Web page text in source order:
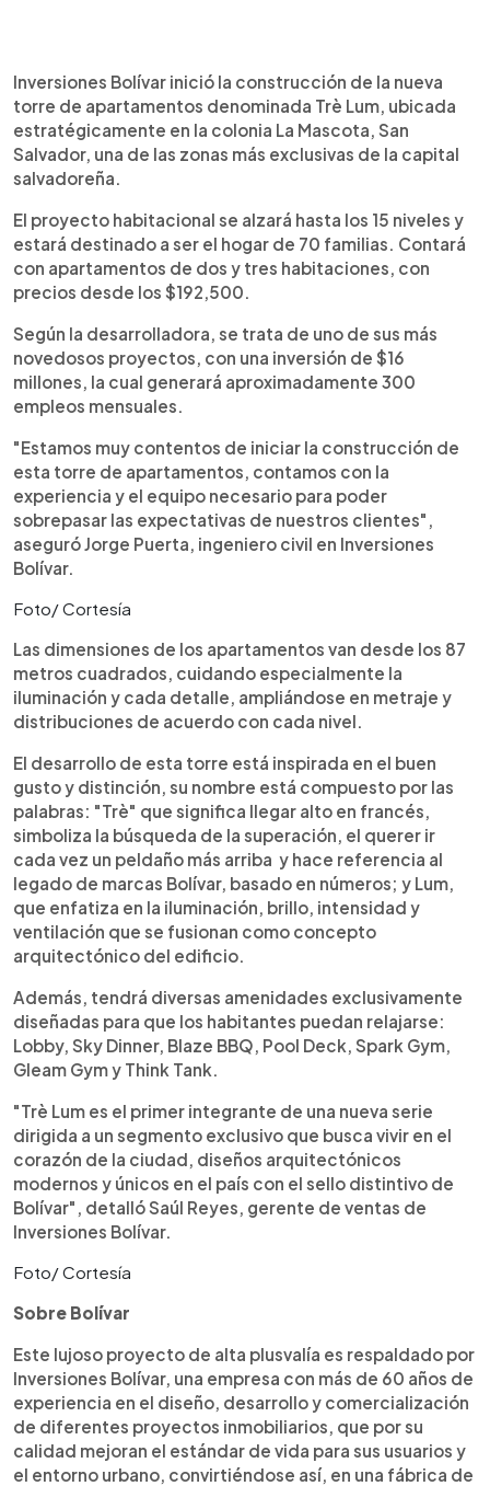
► Escuchar artículo
Inversiones Bolívar inició la construcción de la nueva
torre de apartamentos denominada Trè Lum, ubicada
estratégicamente en la colonia La Mascota, San
Salvador, una de las zonas más exclusivas de la capital
salvadoreña.
El proyecto habitacional se alzará hasta los 15 niveles y
estará destinado a ser el hogar de 70 familias. Contará
con apartamentos de dos y tres habitaciones, con
precios desde los $192,500.
Según la desarrolladora, se trata de uno de sus más
novedosos proyectos, con una inversión de $16
millones, la cual generará aproximadamente 300
empleos mensuales.
"Estamos muy contentos de iniciar la construcción de
esta torre de apartamentos, contamos con la
experiencia y el equipo necesario para poder
sobrepasar las expectativas de nuestros clientes",
aseguró Jorge Puerta, ingeniero civil en Inversiones
Bolívar.
Foto/ Cortesía
Las dimensiones de los apartamentos van desde los 87
metros cuadrados, cuidando especialmente la
iluminación y cada detalle, ampliándose en metraje y
distribuciones de acuerdo con cada nivel.
El desarrollo de esta torre está inspirada en el buen
gusto y distinción, su nombre está compuesto por las
palabras: "Trè" que significa llegar alto en francés,
simboliza la búsqueda de la superación, el querer ir
cada vez un peldaño más arriba y hace referencia al
legado de marcas Bolívar, basado en números; y Lum,
que enfatiza en la iluminación, brillo, intensidad y
ventilación que se fusionan como concepto
arquitectónico del edificio.
Además, tendrá diversas amenidades exclusivamente
diseñadas para que los habitantes puedan relajarse:
Lobby, Sky Dinner, Blaze BBQ, Pool Deck, Spark Gym,
Gleam Gym y Think Tank.
"Trè Lum es el primer integrante de una nueva serie
dirigida a un segmento exclusivo que busca vivir en el
corazón de la ciudad, diseños arquitectónicos
modernos y únicos en el país con el sello distintivo de
Bolívar", detalló Saúl Reyes, gerente de ventas de
Inversiones Bolívar.
Foto/ Cortesía
Sobre Bolívar
Este lujoso proyecto de alta plusvalía es respaldado por
Inversiones Bolívar, una empresa con más de 60 años de
experiencia en el diseño, desarrollo y comercialización
de diferentes proyectos inmobiliarios, que por su
calidad mejoran el estándar de vida para sus usuarios y
el entorno urbano, convirtiéndose así, en una fábrica de